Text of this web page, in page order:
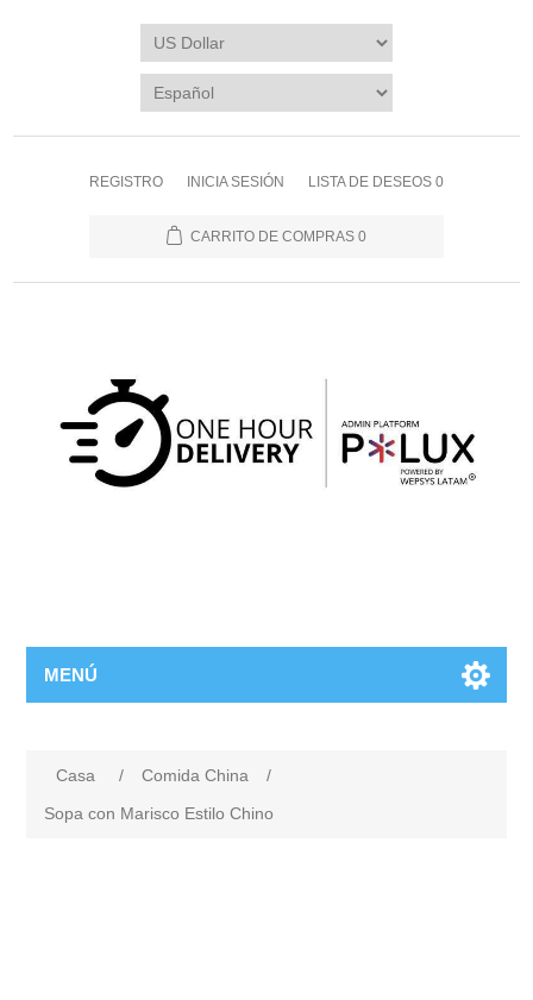
REGISTRO INICIA SESIÓN LISTA DE DESEOS 0
CARRITO DE COMPRAS 0
MENÚ
Casa / Comida China
/
Sopa con Marisco Estilo Chino